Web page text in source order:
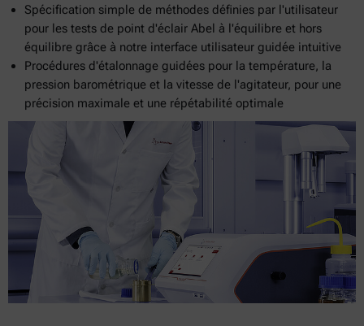
Spécification simple de méthodes définies par l'utilisateur
pour les tests de point d'éclair Abel à l'équilibre et hors
équilibre grâce à notre interface utilisateur guidée intuitive
Procédures d'étalonnage guidées pour la température, la
pression barométrique et la vitesse de l'agitateur, pour une
précision maximale et une répétabilité optimale